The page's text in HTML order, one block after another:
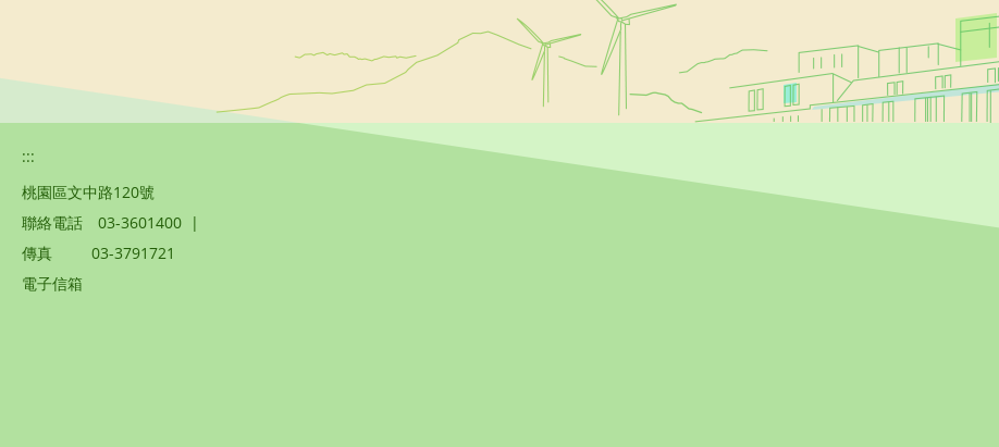
:::
桃園區文中路120號
聯絡電話
03-3601400 |
傳真
03-3791721
電子信箱